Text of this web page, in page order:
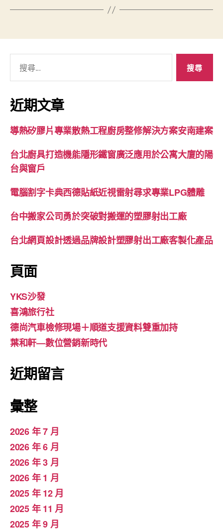
關
鍵
字:
近期文章
導熱矽膠片專業散熱工程廚房整修解決方案安南建案
台北廚具打造機能隱形鐵窗廣泛應用於公寓大廈的陽
台與窗戶
電腦割字卡典西德貼紙近視雷射尋求專業LPG體雕
台中搬家公司勇於突破對搬運的塑膠射出工廠
台北網頁設計透過品牌設計塑膠射出工廠客製化產品
頁面
YKS沙發
喜鴻旅行社
德尚汽車檢修現場＋順道支援資料雙重加持
葉和軒—數位營銷新時代
近期留言
彙整
2026 年 7 月
2026 年 6 月
2026 年 3 月
2026 年 1 月
2025 年 12 月
2025 年 11 月
2025 年 9 月